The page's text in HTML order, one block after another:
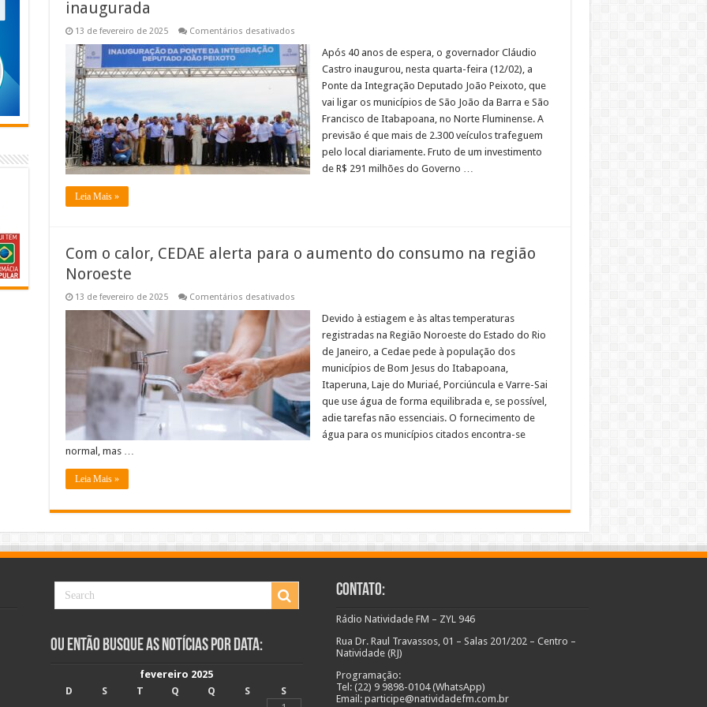
inaugurada
13 de fevereiro de 2025 Comentários desativadosem
40
anos
de
espera,
Ponte
da
Integração
é
finalmente
inaugurada
Após 40 anos de espera, o governador Cláudio
Castro inaugurou, nesta quarta-feira (12/02), a
Ponte da Integração Deputado João Peixoto, que
vai ligar os municípios de São João da Barra e São
Francisco de Itabapoana, no Norte Fluminense. A
previsão é que mais de 2.300 veículos trafeguem
pelo local diariamente. Fruto de um investimento
de R$ 291 milhões do Governo …
Leia Mais »
Com o calor, CEDAE alerta para o aumento do consumo na região
Noroeste
13 de fevereiro de 2025 Comentários desativadosem
calor,
CEDAE
alerta
para
aumento
do
consumo
na
região
Noroeste
Devido à estiagem e às altas temperaturas
registradas na Região Noroeste do Estado do Rio
de Janeiro, a Cedae pede à população dos
municípios de Bom Jesus do Itabapoana,
Itaperuna, Laje do Muriaé, Porciúncula e Varre-Sai
que use água de forma equilibrada e, se possível,
adie tarefas não essenciais. O fornecimento de
água para os municípios citados encontra-se
normal, mas …
Leia Mais »
Ou Então Busque as Notícias Por Data:
fevereiro 2025
D
S T Q Q S
S
Contato:
Rádio Natividade FM – ZYL 946
Rua Dr. Raul Travassos, 01 – Salas 201/202 – Centro –
Natividade (RJ)
Programação:
Tel: (22) 9 9898-0104 (WhatsApp)
Email: participe@natividadefm.com.br